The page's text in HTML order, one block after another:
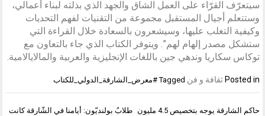
سيتعرّف القرّاء على العمل الشاق والجهد الذي بذلته لبناء أعمالي،
وستتعلم أجيال المستقبل مجموعة من التقنيات لفهم التحديات
وكيفية التغلب عليها، وسيشعرون بالسعادة خلال القراءة التي
ستشكل مصدر إلهام لهم”. ويتوفر الكتاب الذي جاء بالتعاون مع
توكاس سكاريا وندهي جين باللغات الإنجليزية والعربية والمالايالامية.
Posted in ثقافة و فن Tagged #معرض_الشارقة_الدولي_للكتاب
تصفّح
طلابٌ بولنديّون: أيامنا في الشّارقة كانت حاكم الشارقة يوجه بتخصيص 4.5 مليون